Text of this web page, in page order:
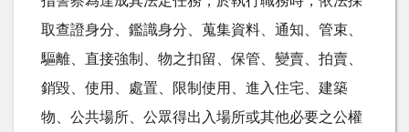
取查證身分、鑑識身分、蒐集資料、通知、管束、
驅離、直接強制、物之扣留、保管、變賣、拍賣、
銷毀、使用、處置、限制使用、進入住宅、建築
物、公共場所、公眾得出入場所或其他必要之公權